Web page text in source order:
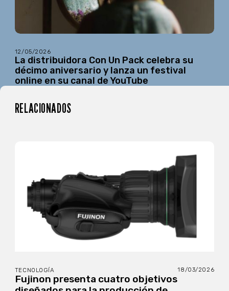
12/05/2026
La distribuidora Con Un Pack celebra su
décimo aniversario y lanza un festival
online en su canal de YouTube
RELACIONADOS
TECNOLOGÍA 18/03/2026
Fujinon presenta cuatro objetivos